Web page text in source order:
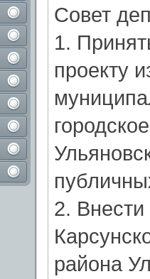
Совет
1.
проекту
2.
района